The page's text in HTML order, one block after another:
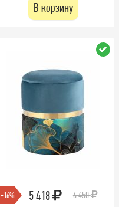
В корзину
-16% 5 418 6 450